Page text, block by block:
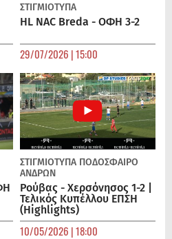
ΣΤΙΓΜΙΟΤΥΠΑ
HL NAC Breda - ΟΦΗ 3-2
29/07/2026 | 15:00
ΣΤΙΓΜΙΟΤΥΠΑ ΠΟΔΌΣΦΑΙΡΟ
ΑΝΔΡΏΝ
Ρούβας - Χερσόνησος 1-2 |
Τελικός Κυπέλλου ΕΠΣΗ
(Highlights)
10/05/2026 | 18:00